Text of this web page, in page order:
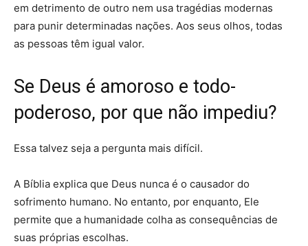
em detrimento de outro nem usa tragédias modernas
para punir determinadas nações. Aos seus olhos, todas
as pessoas têm igual valor.
Se Deus é amoroso e todo-
poderoso, por que não impediu?
Essa talvez seja a pergunta mais difícil.
A Bíblia explica que Deus nunca é o causador do
sofrimento humano. No entanto, por enquanto, Ele
permite que a humanidade colha as consequências de
suas próprias escolhas.